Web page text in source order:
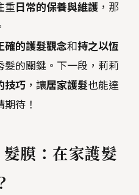
重 日常的保養與維護 ，那
確的護髮觀念和持之以恆
髮的關鍵。下一段，莉莉
技巧 ，讓居家護髮也能達
期待！
膜：在家護髮